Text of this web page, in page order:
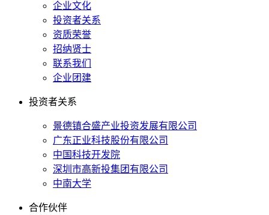
企业文化
投资者关系
资质荣誉
招纳贤士
联系我们
企业团建
投资者关系
景德镇合盛产业投资发展有限公司
广东正业科技股份有限公司
中国科技开发院
深圳市高新投集团有限公司
中南大学
合作伙伴